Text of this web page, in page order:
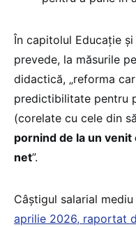
În capitolul Educație
prevede, la măsurile
didactică, „reforma
predictibilitate pentru
(corelate cu cele din
pornind de la un
net”.
Câștigul salarial
aprilie 2026, raportat